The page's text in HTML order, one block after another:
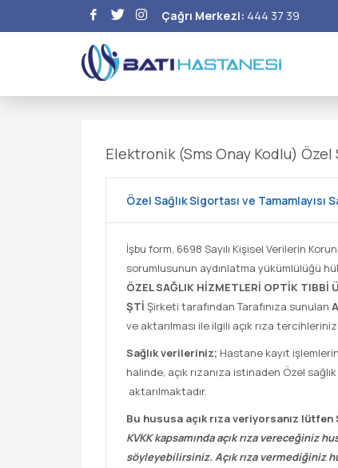
Çağrı Merkezi: 444 37 39
Elektronik (Sms Onay Kodlu) Özel
Özel Sağlık Sigortası ve Tamamlayısı
İşbu form, 6698 Sayılı Kişisel Verilerin
sorumlusunun aydınlatma yükümlülüğü
ÖZEL SAĞLIK HİZMETLERİ OPTİK TIBBİ
ŞTİ Şirketi tarafından Tarafınıza sunulan
ve aktarılması ile ilgili açık rıza
Sağlık verileriniz; Hastane kayıt
halinde, açık rızanıza istinaden Özel
aktarılmaktadır.
Bu hususa açık rıza veriyorsanız
KVKK kapsamında açık rıza vereceğiniz
söyleyebilirsiniz. Açık rıza vermediğiniz